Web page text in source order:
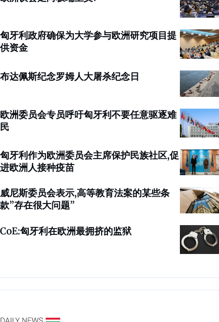
匈牙利政府确保为大学参与欧洲研究项目提
供资金
布达佩斯纪念罗姆人大屠杀纪念日
欧洲委员会专员呼吁匈牙利不要任意驱逐难
民
匈牙利作为欧洲委员会主席保护民族社区,促
进欧洲人接种疫苗
威尼斯委员会表示,高等教育法案的某些条
款”存在很大问题”
CoE:匈牙利在欧洲最拥挤的监狱